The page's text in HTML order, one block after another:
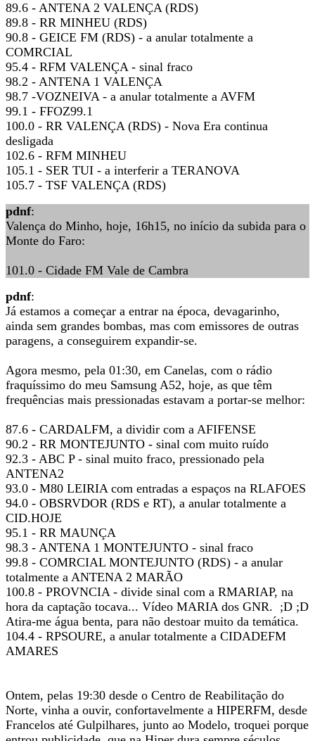
89.6 - ANTENA 2 VALENÇA (RDS)
89.8 - RR MINHEU (RDS)
90.8 - GEICE FM (RDS) - a anular totalmente a
COMRCIAL
95.4 - RFM VALENÇA - sinal fraco
98.2 - ANTENA 1 VALENÇA
98.7 -VOZNEIVA - a anular totalmente a AVFM
99.1 - FFOZ99.1
100.0 - RR VALENÇA (RDS) - Nova Era continua
desligada
102.6 - RFM MINHEU
105.1 - SER TUI - a interferir a TERANOVA
105.7 - TSF VALENÇA (RDS)
pdnf:
Valença do Minho, hoje, 16h15, no início da subida para o
Monte do Faro:
101.0 - Cidade FM Vale de Cambra
pdnf:
Já estamos a começar a entrar na época, devagarinho,
ainda sem grandes bombas, mas com emissores de outras
paragens, a conseguirem expandir-se.
Agora mesmo, pela 01:30, em Canelas, com o rádio
fraquíssimo do meu Samsung A52, hoje, as que têm
frequências mais pressionadas estavam a portar-se melhor:
87.6 - CARDALFM, a dividir com a AFIFENSE
90.2 - RR MONTEJUNTO - sinal com muito ruído
92.3 - ABC P - sinal muito fraco, pressionado pela
ANTENA2
93.0 - M80 LEIRIA com entradas a espaços na RLAFOES
94.0 - OBSRVDOR (RDS e RT), a anular totalmente a
CID.HOJE
95.1 - RR MAUNÇA
98.3 - ANTENA 1 MONTEJUNTO - sinal fraco
99.8 - COMRCIAL MONTEJUNTO (RDS) - a anular
totalmente a ANTENA 2 MARÃO
100.8 - PROVNCIA - divide sinal com a RMARIAP, na
hora da captação tocava... Vídeo MARIA dos GNR. ;D ;D
Atira-me água benta, para não destoar muito da temática.
104.4 - RPSOURE, a anular totalmente a CIDADEFM
AMARES
Ontem, pelas 19:30 desde o Centro de Reabilitação do
Norte, vinha a ouvir, confortavelmente a HIPERFM, desde
Francelos até Gulpilhares, junto ao Modelo, troquei porque